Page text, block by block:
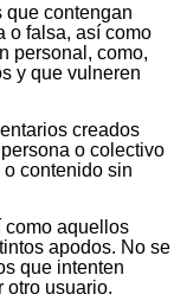
que contengan
o falsa, así como
personal, como,
y que vulneren
creados
o colectivo
contenido sin
como aquellos
apodos. No se
que intenten
otro usuario.